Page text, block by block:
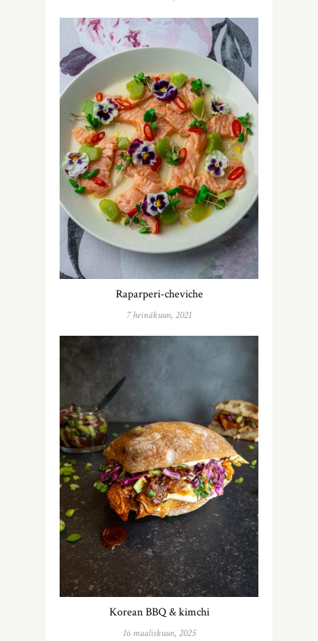
Raparperi-cheviche
7 heinäkuun, 2021
Korean BBQ & kimchi
16 maaliskuun, 2025